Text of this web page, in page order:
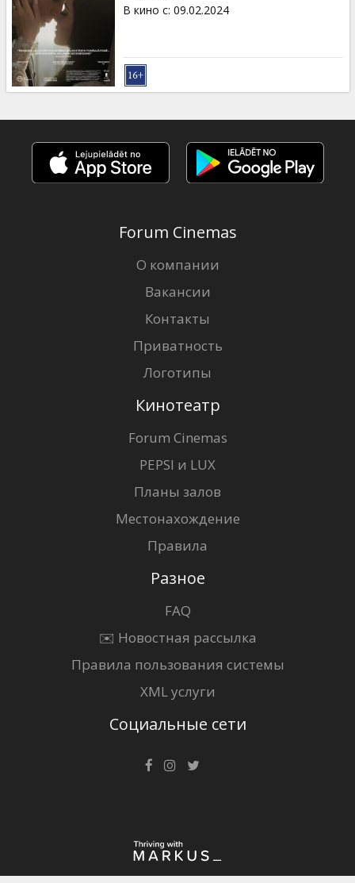
В кино с: 09.02.2024
Forum Cinemas
О компании
Вакансии
Контакты
Приватность
Логотипы
Кинотеатр
Forum Cinemas
PEPSI и LUX
Планы залов
Местонахождение
Правила
Разное
FAQ
✉️ Новостная рассылка
Правила пользования системы
XML услуги
Социальные сети